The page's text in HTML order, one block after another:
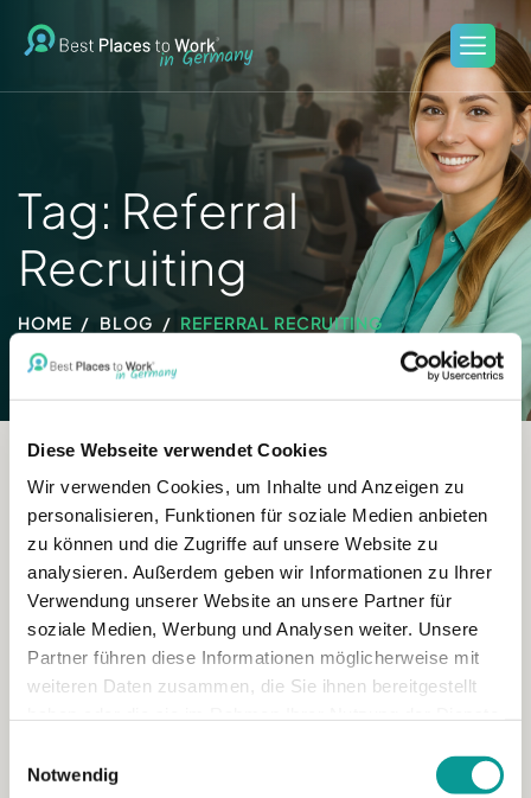
Diese Webseite verwendet Cookies
Wir verwenden Cookies, um Inhalte und Anzeigen zu
personalisieren, Funktionen für soziale Medien anbieten
zu können und die Zugriffe auf unsere Website zu
analysieren. Außerdem geben wir Informationen zu Ihrer
Verwendung unserer Website an unsere Partner für
soziale Medien, Werbung und Analysen weiter. Unsere
Partner führen diese Informationen möglicherweise mit
weiteren Daten zusammen, die Sie ihnen bereitgestellt
Notwendig
Tag: Referral
Recruiting
HOME BLOG REFERRAL RECRUITING